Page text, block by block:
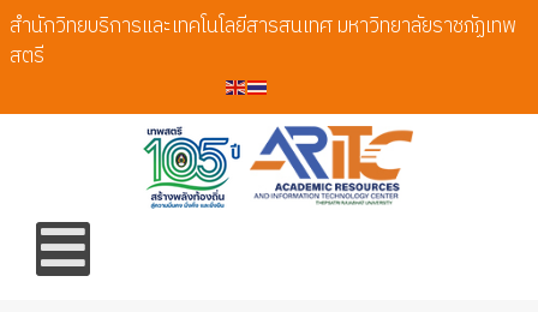
สำนักวิทยบริการและเทคโนโลยีสารสนเทศ มหาวิทยาลัยราชภัฏเทพ
สตรี